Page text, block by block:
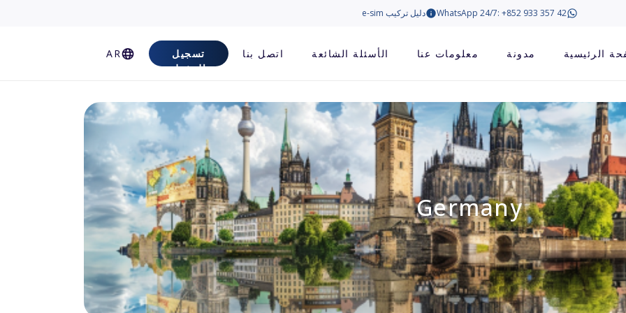
WhatsApp 24/7: +852 933 357 42 دليل تركيب e-sim
الرئيسية مدونة معلومات عنا الأسئلة الشائعة اتصل بنا
تسجيل
الدخول
AR
Germany